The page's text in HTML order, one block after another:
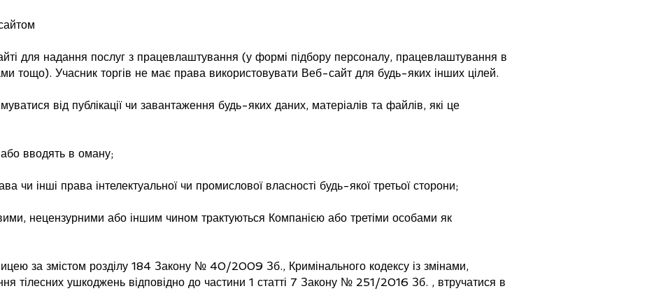
для надання послуг з працевлаштування (у формі підбору персоналу, працевлаштування в
тощо). Учасник торгів не має права використовувати Веб-сайт для будь-яких інших цілей.
від публікації чи завантаження будь-яких даних, матеріалів та файлів, які це
вводять в оману;
чи інші права інтелектуальної чи промислової власності будь-якої третьої сторони;
нецензурними або іншим чином трактуються Компанією або третіми особами як
за змістом розділу 184 Закону № 40/2009 Зб., Кримінального кодексу із змінами,
тілесних ушкоджень відповідно до частини 1 статті 7 Закону № 251/2016 Зб. , втручатися в